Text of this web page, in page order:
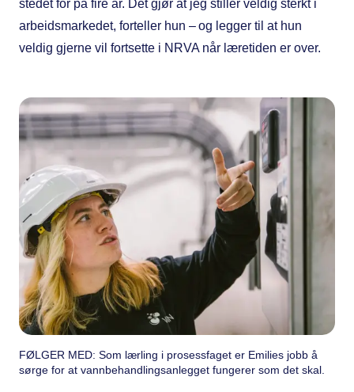
stedet for på fire år. Det gjør at jeg stiller veldig sterkt i
arbeidsmarkedet, forteller hun – og legger til at hun
veldig gjerne vil fortsette i NRVA når læretiden er over.
FØLGER MED: Som lærling i prosessfaget er Emilies jobb å
sørge for at vannbehandlingsanlegget fungerer som det skal.